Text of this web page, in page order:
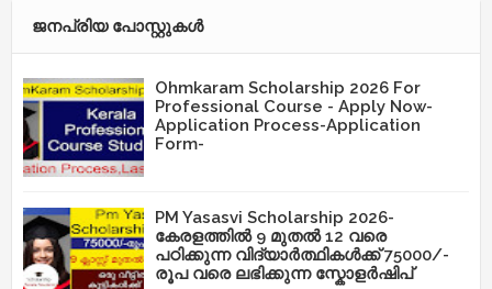
ജനപ്രിയ പോസ്റ്റുകള്‍‌
Ohmkaram Scholarship 2026 For
Professional Course - Apply Now-
Application Process-Application
Form-
PM Yasasvi Scholarship 2026-
കേരളത്തിൽ 9 മുതൽ 12 വരെ
പഠിക്കുന്ന വിദ്യാർത്ഥികൾക്ക് 75000/-
രൂപ വരെ ലഭിക്കുന്ന സ്കോളർഷിപ്